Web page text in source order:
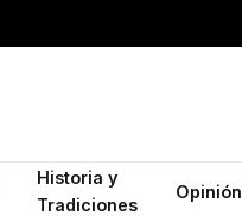
Historia y
Tradiciones
Opinión